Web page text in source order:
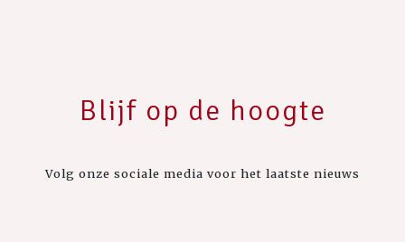
Blijf op de hoogte
Volg onze sociale media voor het laatste nieuws